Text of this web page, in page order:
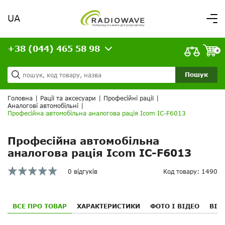
Вітаємо,
увійдіть в особистий кабінет
Доставка та оплата
Кредит
Статті
Контакти
ВАШЕ ЗАМОВЛЕННЯ
UA
Пошук
+38 (044) 465 58 98 0
Головна Рації та аксесуари Професійні рації
Аналогові автомобільні
Професійна автомобільна аналогова рація Icom IC-F6013
Професійна автомобільна
аналогова рація Icom IC-F6013
0 відгуків Код товару: 1490
ВСЕ ПРО ТОВАР ХАРАКТЕРИСТИКИ ФОТО І ВІДЕО